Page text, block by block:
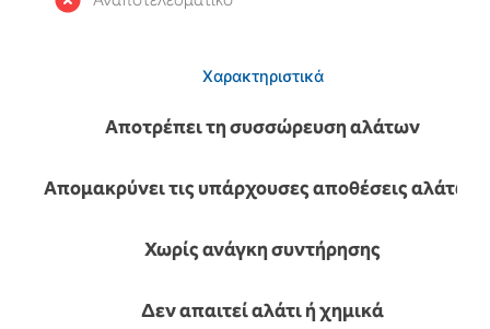
Χαρακτηριστικά
Αποτρέπει τη συσσώρευση αλάτων
Απομακρύνει τις υπάρχουσες αποθέσεις αλάτων
Χωρίς ανάγκη συντήρησης
Δεν απαιτεί αλάτι ή χημικά